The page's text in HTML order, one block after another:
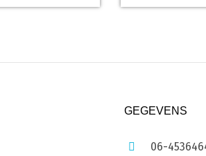
GEGEVENS
06-